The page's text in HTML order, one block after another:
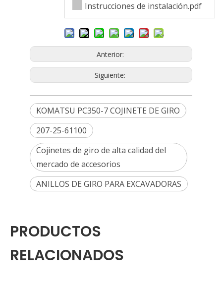
Instrucciones de instalación.pdf
Anterior:
Siguiente:
KOMATSU PC350-7 COJINETE DE GIRO
207-25-61100
Cojinetes de giro de alta calidad del
mercado de accesorios
ANILLOS DE GIRO PARA EXCAVADORAS
PRODUCTOS
RELACIONADOS